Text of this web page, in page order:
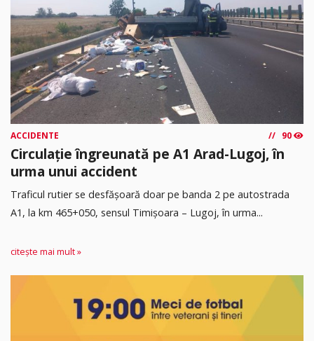
ACCIDENTE 90
Circulație îngreunată pe A1 Arad-Lugoj, în
urma unui accident
Traficul rutier se desfășoară doar pe banda 2 pe autostrada
A1, la km 465+050, sensul Timişoara – Lugoj, în urma...
citește mai mult »